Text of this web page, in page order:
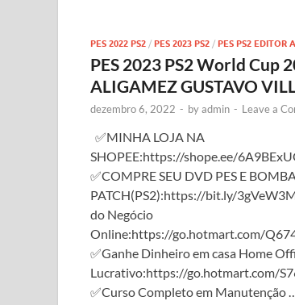
PES 2022 PS2 / PES 2023 PS2 / PES PS2 EDITOR
PES 2023 PS2 World Cup
ALIGAMEZ GUSTAVO
dezembro 6, 2022 - byadmin - Leave a
✅MINHA LOJA NA
SHOPEE:https://shope.ee/
✅COMPRE SEU DVD PES E
PATCH(PS2):https://bit.ly/
do Negócio
Online:https://go.hotmart.com/
✅Ganhe Dinheiro em casa Home
Lucrativo:https://go.hotmart.com/
✅Curso Completo em Manutenção